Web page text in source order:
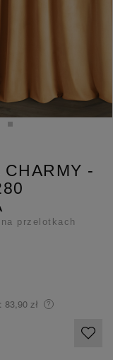
CHARMY -
przelotkach
83,90 zł